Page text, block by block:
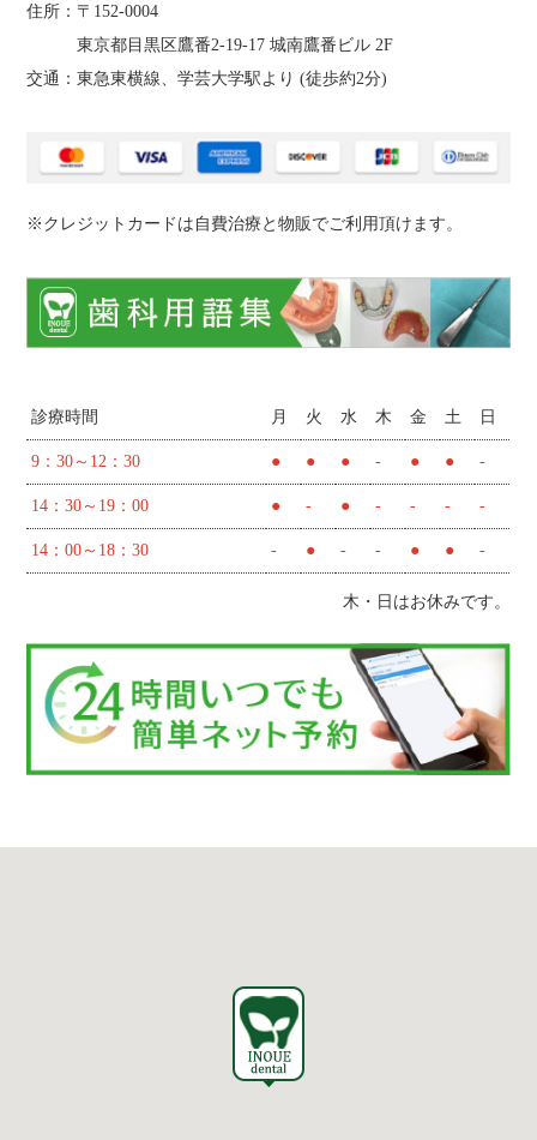
住所：〒152-0004
東京都目黒区鷹番2‐19‐17 城南鷹番ビル 2F
交通：東急東横線、学芸大学駅より (徒歩約2分)
※クレジットカードは自費治療と物販でご利用頂けます。
診療時間 月 火 水 木 金 土 日
9：30～12：30 ● ● ● - ● ● -
14：30～19：00 ● - ● - - - -
14：00～18：30 - ● - - ● ● -
木・日はお休みです。